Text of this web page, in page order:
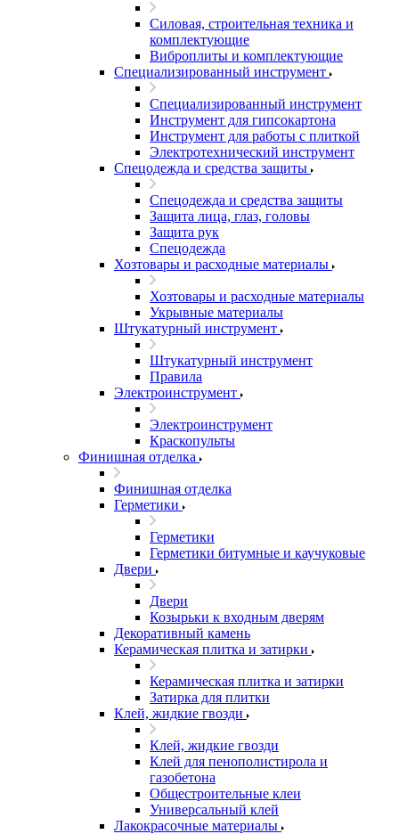
Силовая, строительная техника и
комплектующие
Виброплиты и комплектующие
Специализированный инструмент
Специализированный инструмент
Инструмент для гипсокартона
Инструмент для работы с плиткой
Электротехнический инструмент
Спецодежда и средства защиты
Спецодежда и средства защиты
Защита лица, глаз, головы
Защита рук
Спецодежда
Хозтовары и расходные материалы
Хозтовары и расходные материалы
Укрывные материалы
Штукатурный инструмент
Штукатурный инструмент
Правила
Электроинструмент
Электроинструмент
Краскопульты
Финишная отделка
Финишная отделка
Герметики
Герметики
Герметики битумные и каучуковые
Двери
Двери
Козырьки к входным дверям
Декоративный камень
Керамическая плитка и затирки
Керамическая плитка и затирки
Затирка для плитки
Клей, жидкие гвозди
Клей, жидкие гвозди
Клей для пенополистирола и
газобетона
Общестроительные клеи
Универсальный клей
Лакокрасочные материалы